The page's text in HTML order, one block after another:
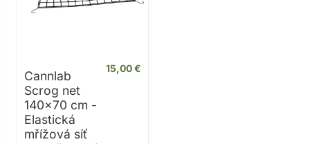
Cannlab
Scrog net
140x70 cm -
Elastická
mřížová síť
15,00 €